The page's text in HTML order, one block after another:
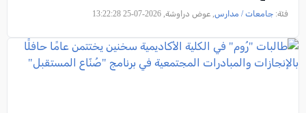
فئة: جامعات / مدارس, عوض دراوشة, 2026-07-25 13:22:28